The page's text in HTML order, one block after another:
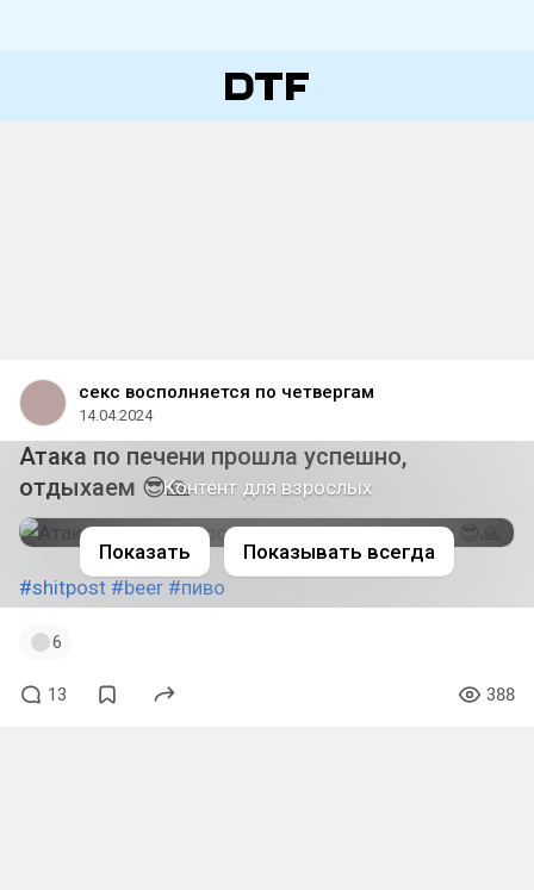
cекc восполняется по четвергам
14.04.2024
Атака по печени прошла успешно,
отдыхаем 😎🙏
#shitpost #beer #пиво
Контент для взрослых
Показать Показывать всегда
6
13 388